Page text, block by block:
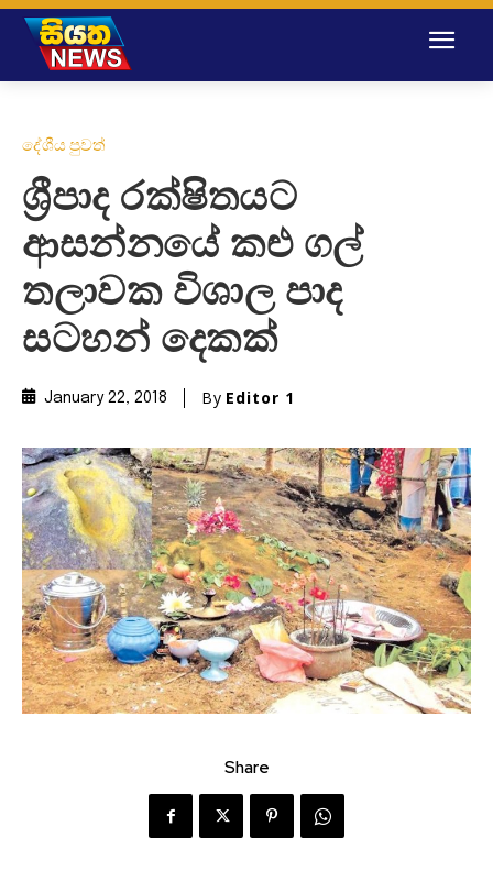
දේශීය පුවත්
ශ්‍රීපාද රක්ෂිතයට
ආසන්නයේ කළු ගල්
තලාවක විශාල පාද
සටහන් දෙකක්
January 22, 2018 By Editor 1
Share